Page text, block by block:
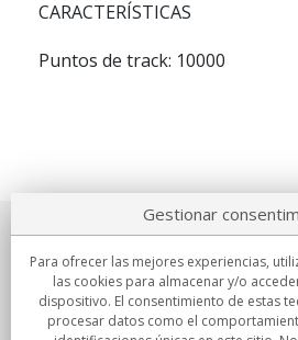
CARACTERÍSTICAS
Puntos de track: 10000
Sobre nosotros
Compromisos
Gestionar
Para ofrecer las mejores experiencias,
las cookies para almacenar y/o
dispositivo. El consentimiento de estas
procesar datos como el